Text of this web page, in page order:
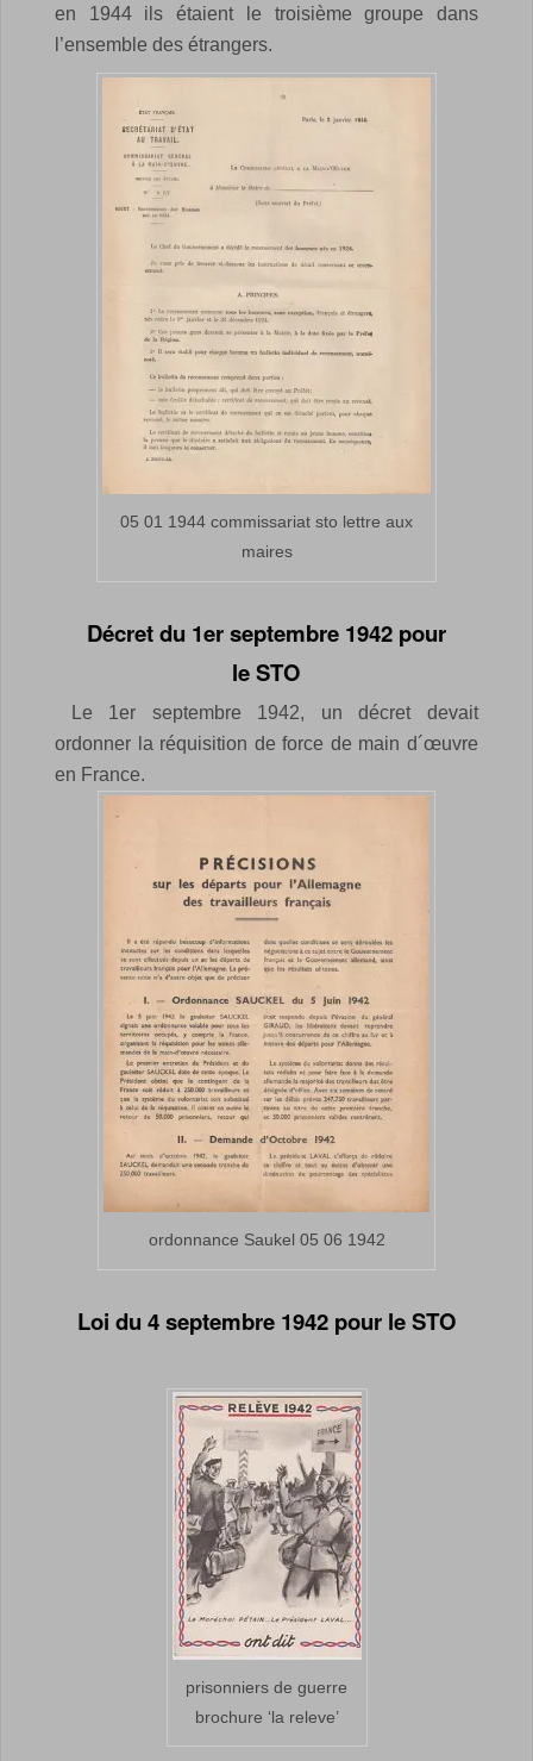
en 1944 ils étaient le troisième groupe dans
l’ensemble des étrangers.
05 01 1944 commissariat sto lettre aux
maires
Décret du 1er septembre 1942 pour
le STO
Le 1er septembre 1942, un décret devait
ordonner la réquisition de force de main d´œuvre
en France.
ordonnance Saukel 05 06 1942
Loi du 4 septembre 1942 pour le STO
prisonniers de guerre
brochure ‘la releve’